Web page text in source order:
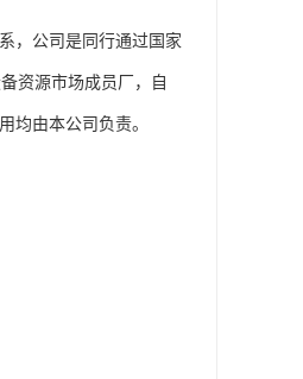
，公司是同行通过国家
资源市场成员厂，自
均由本公司负责。